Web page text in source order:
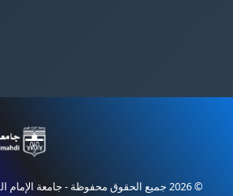
© 2026 جميع الحقوق محفوظة - جامعة الإمام المهدي